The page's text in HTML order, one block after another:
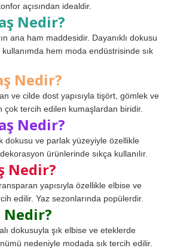
açısından idealdir.
Nedir?
ana ham maddesidir. Dayanıklı dokusu
hem moda endüstrisinde sık
Nedir?
ve cilde dost yapısıyla tişört, gömlek ve
çok tercih edilen kumaşlardan biridir.
Nedir?
dokusu ve parlak yüzeyiyle özellikle
ürünlerinde sıkça kullanılır.
Nedir?
yapısıyla özellikle elbise ve
edilir. Yaz sezonlarında popülerdir.
Nedir?
dokusuyla şık elbise ve eteklerde
nedeniyle modada sık tercih edilir.